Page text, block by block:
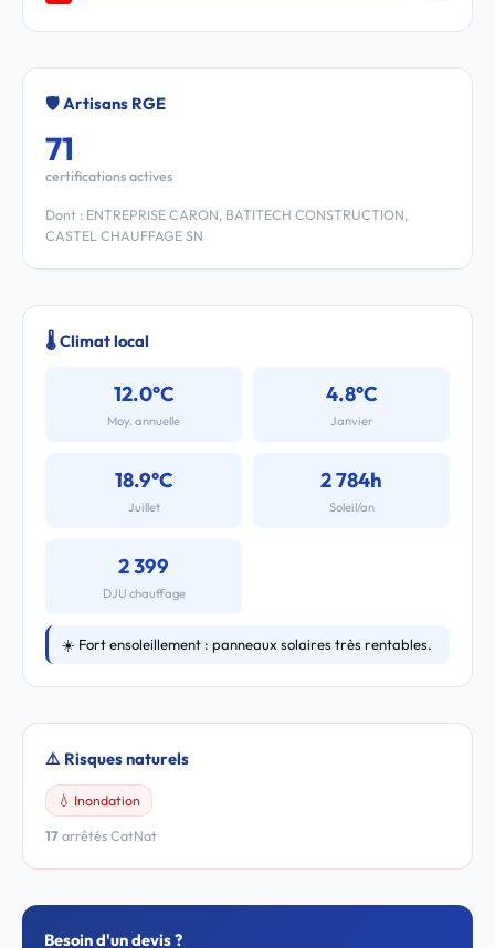
🛡️ Artisans RGE
71
certifications actives
Dont : ENTREPRISE CARON, BATITECH CONSTRUCTION,
CASTEL CHAUFFAGE SN
🌡️ Climat local
12.0°C
Moy. annuelle
4.8°C
Janvier
18.9°C
Juillet
2 784h
Soleil/an
2 399
DJU chauffage
☀️ Fort ensoleillement : panneaux solaires très rentables.
⚠️ Risques naturels
💧 Inondation
17 arrêtés CatNat
Besoin d'un devis ?